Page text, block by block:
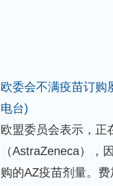
欧委会不满疫苗订购
电台)
欧盟委员会表示，正
（AstraZeneca），
购的AZ疫苗剂量。